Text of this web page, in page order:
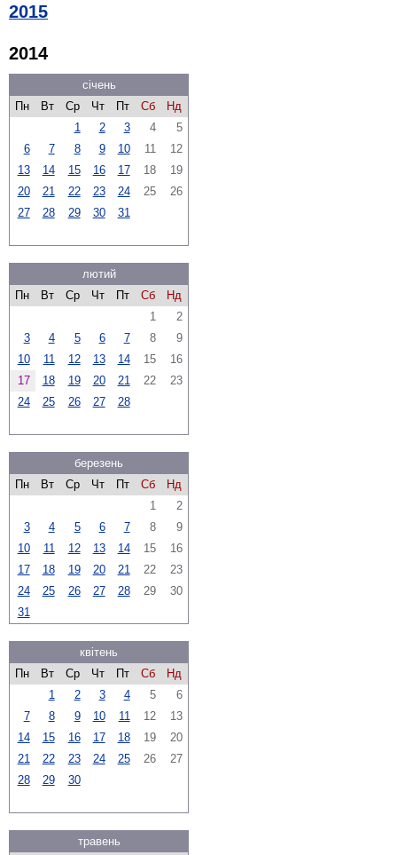
2015
2014
січень
Пн
Вт Ср Чт Пт Сб
Нд
1
2 3 4
5
6
7 8 9 10 11
12
13
14 15 16 17 18
19
20
21 22 23 24 25
26
27
28 29 30 31
лютий
Пн
Вт Ср Чт Пт Сб
Нд
1
2
3
4 5 6 7 8
9
10
11 12 13 14 15
16
17
18 19 20 21 22
23
24
25 26 27 28
березень
Пн
Вт Ср Чт Пт Сб
Нд
1
2
3
4 5 6 7 8
9
10
11 12 13 14 15
16
17
18 19 20 21 22
23
24
25 26 27 28 29
30
31
квітень
Пн
Вт Ср Чт Пт Сб
Нд
1
2 3 4 5
6
7
8 9 10 11 12
13
14
15 16 17 18 19
20
21
22 23 24 25 26
27
28
29 30
травень